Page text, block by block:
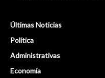
Últimas Noticias
Política
Administrativas
Economía